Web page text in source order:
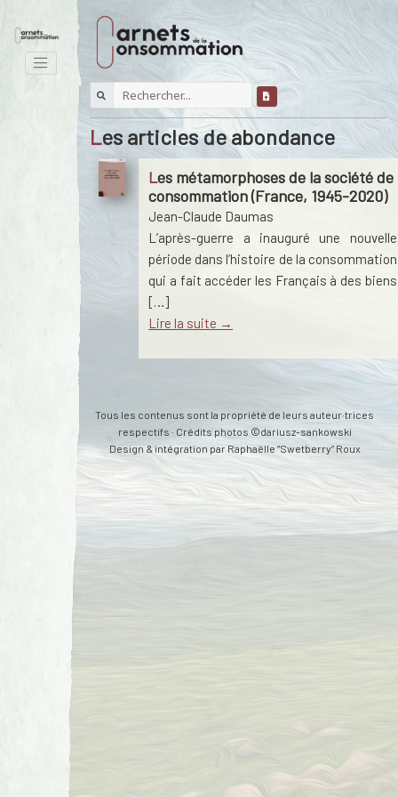
Les articles de abondance
Les métamorphoses de la société de
consommation (France, 1945-2020)
Jean-Claude Daumas
L’après-guerre a inauguré une nouvelle
période dans l’histoire de la consommation
qui a fait accéder les Français à des biens
[…]
Lire la suite →
Tous les contenus sont la propriété de leurs auteur·trices
respectifs · Crédits photos ©dariusz-sankowski
Design & intégration parRaphaëlle “Swetberry” Roux